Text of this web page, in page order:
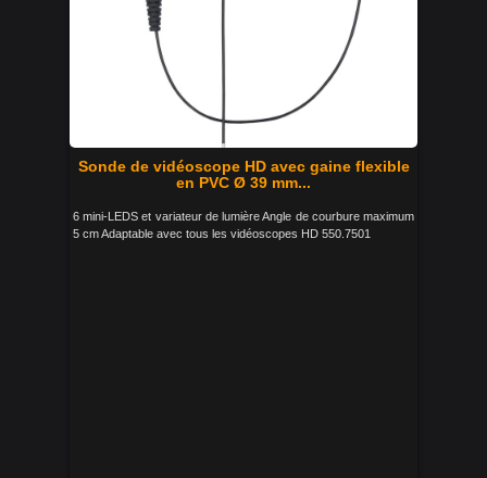
Sonde de vidéoscope HD avec gaine flexible
en PVC Ø 39 mm...
6 mini-LEDS et variateur de lumière Angle de courbure maximum
5 cm Adaptable avec tous les vidéoscopes HD 550.7501